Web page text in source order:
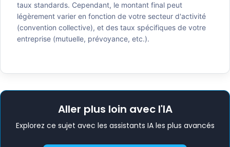
taux standards. Cependant, le montant final peut
légèrement varier en fonction de votre secteur d'activité
(convention collective), et des taux spécifiques de votre
entreprise (mutuelle, prévoyance, etc.).
Aller plus loin avec l'IA
Explorez ce sujet avec les assistants IA les plus avancés